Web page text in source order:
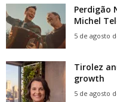
Perdigão
Michel
5 de agosto
Tirolez
growth
5 de agosto